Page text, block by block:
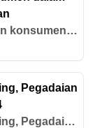
konsumen
yang
OJK
Baca di sini!
Pegadaian
Pegadaian